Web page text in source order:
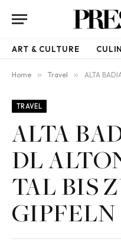
ART & CULTURE
Home » Travel » ALTA BADIA:
TRAVEL
ALTA
DL
TAL BIS
GIPFELN